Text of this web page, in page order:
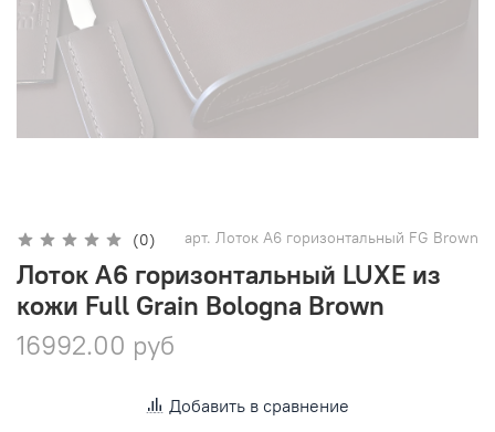
(0) арт. Лоток А6 горизонтальный FG Brown
Лоток А6 горизонтальный LUXE из
кожи Full Grain Bologna Brown
16992.00 руб
Добавить в сравнение